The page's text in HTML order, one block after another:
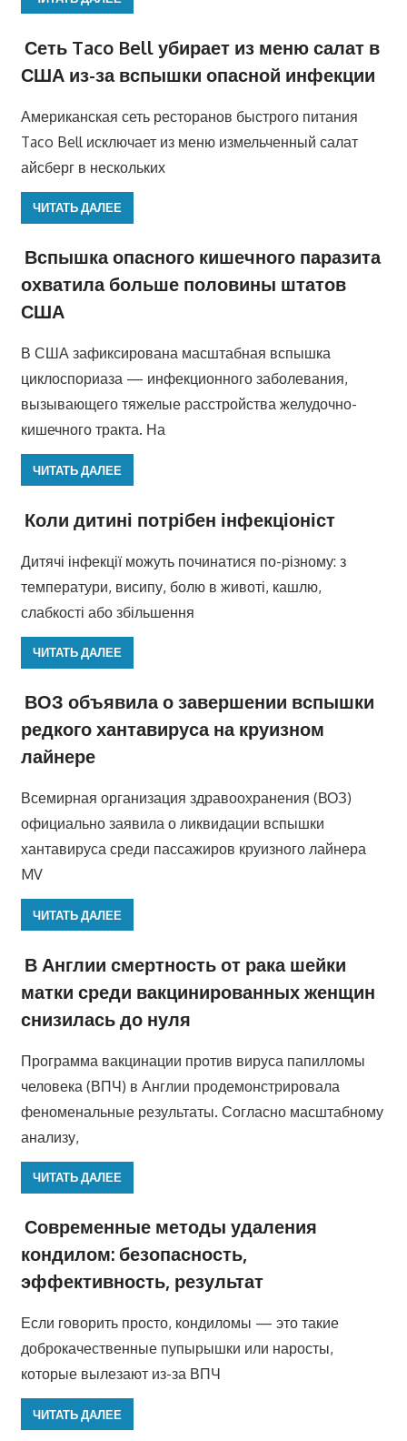
Сеть Taco Bell убирает из меню салат в
США из-за вспышки опасной инфекции
Американская сеть ресторанов быстрого питания
Taco Bell исключает из меню измельченный салат
айсберг в нескольких
ЧИТАТЬ ДАЛЕЕ
Вспышка опасного кишечного паразита
охватила больше половины штатов
США
В США зафиксирована масштабная вспышка
циклоспориаза — инфекционного заболевания,
вызывающего тяжелые расстройства желудочно-
кишечного тракта. На
ЧИТАТЬ ДАЛЕЕ
Коли дитині потрібен інфекціоніст
Дитячі інфекції можуть починатися по-різному: з
температури, висипу, болю в животі, кашлю,
слабкості або збільшення
ЧИТАТЬ ДАЛЕЕ
ВОЗ объявила о завершении вспышки
редкого хантавируса на круизном
лайнере
Всемирная организация здравоохранения (ВОЗ)
официально заявила о ликвидации вспышки
хантавируса среди пассажиров круизного лайнера
MV
ЧИТАТЬ ДАЛЕЕ
В Англии смертность от рака шейки
матки среди вакцинированных женщин
снизилась до нуля
Программа вакцинации против вируса папилломы
человека (ВПЧ) в Англии продемонстрировала
феноменальные результаты. Согласно масштабному
анализу,
ЧИТАТЬ ДАЛЕЕ
Современные методы удаления
кондилом: безопасность,
эффективность, результат
Если говорить просто, кондиломы — это такие
доброкачественные пупырышки или наросты,
которые вылезают из-за ВПЧ
ЧИТАТЬ ДАЛЕЕ